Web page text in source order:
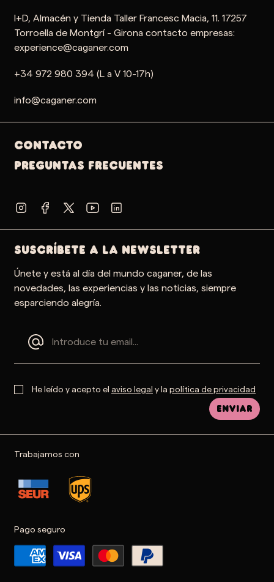
I+D, Almacén y Tienda Taller Francesc Macia, 11. 17257
Torroella de Montgrí - Girona contacto empresas:
experience@caganer.com
+34 972 980 394 (L a V 10-17h)
info@caganer.com
Contacto
PREGUNTAS FRECUENTES
SUSCRÍBETE A LA NEWSLETTER
Únete y está al día del mundo caganer, de las
novedades, las experiencias y las noticias, siempre
esparciendo alegría.
He leído y acepto el aviso legal y la política de privacidad
Enviar
Trabajamos con
Pago seguro